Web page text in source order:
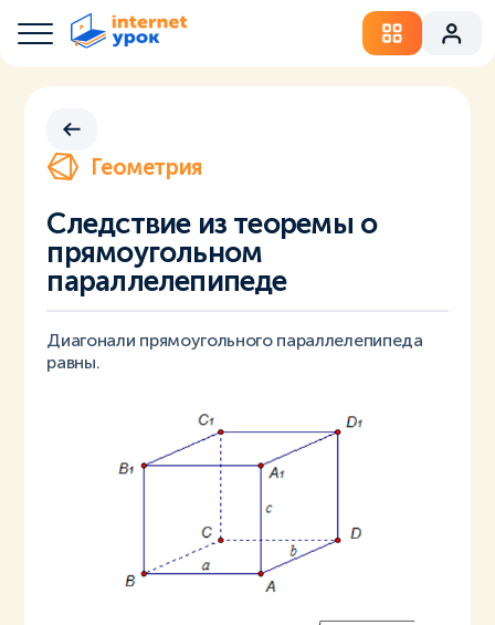
Геометрия
Следствие из теоремы о
прямоугольном
параллелепипеде
Диагонали прямоугольного параллелепипеда
равны.